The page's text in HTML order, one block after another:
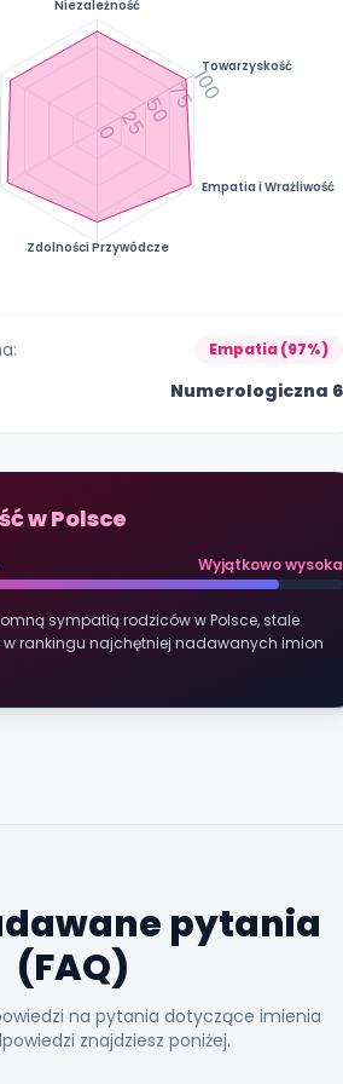
Niezależność
Towarzyskość
Empatia i Wrażliwość
Zdolności Przywódcze
0255075100
Empatia (97%)
Numerologiczna 6
w Polsce
Wyjątkowo wysoka
sympatią rodziców w Polsce, stale
w rankingu najchętniej nadawanych imion
pytania
(FAQ)
na pytania dotyczące imienia
znajdziesz poniżej.